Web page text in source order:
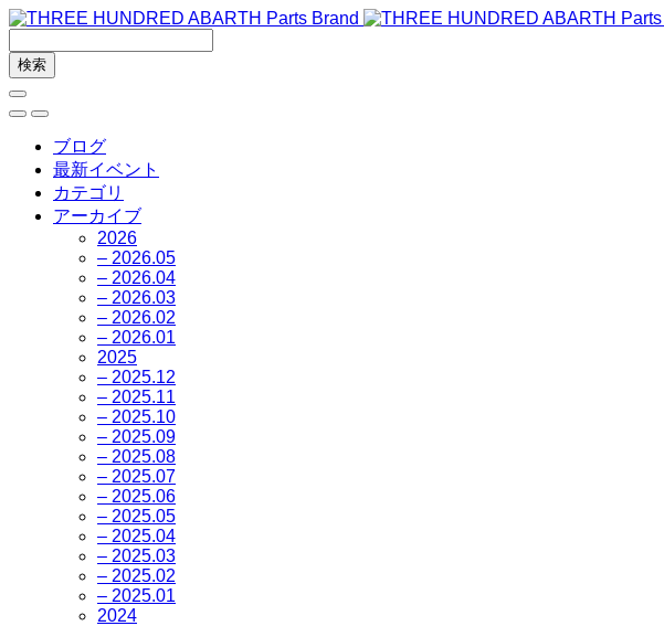
ブログ
最新イベント
カテゴリ
アーカイブ
2026
– 2026.05
– 2026.04
– 2026.03
– 2026.02
– 2026.01
2025
– 2025.12
– 2025.11
– 2025.10
– 2025.09
– 2025.08
– 2025.07
– 2025.06
– 2025.05
– 2025.04
– 2025.03
– 2025.02
– 2025.01
2024